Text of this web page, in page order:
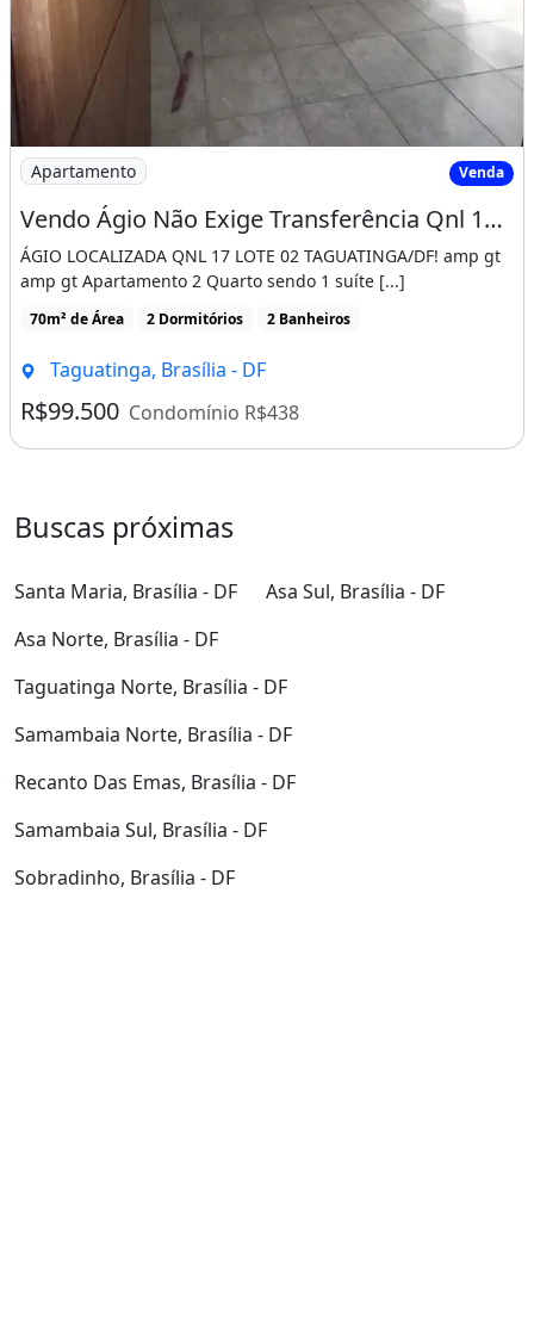
Imagem: Vendo Ágio Não Exige Transferência Qnl
Apartamento Venda
Vendo Ágio Não Exige Transferência Qnl 17 Lote 02 Tag. Prest. 1.538
ÁGIO LOCALIZADA QNL 17 LOTE 02 TAGUATINGA/DF! amp gt
amp gt Apartamento 2 Quarto sendo 1 suíte [...]
70m² de Área 2 Dormitórios 2 Banheiros
Taguatinga, Brasília - DF
R$99.500 Condomínio R$438
Buscas próximas
Santa Maria, Brasília - DF
Asa Sul, Brasília - DF
Asa Norte, Brasília - DF
Taguatinga Norte, Brasília - DF
Samambaia Norte, Brasília - DF
Recanto Das Emas, Brasília - DF
Samambaia Sul, Brasília - DF
Sobradinho, Brasília - DF